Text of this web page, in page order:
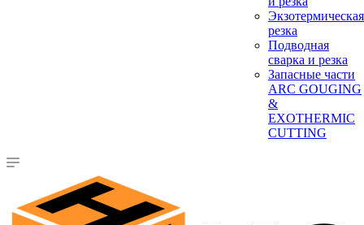
Экзотермическая
резка
Подводная
сварка и резка
Запасные части
ARC GOUGING
&
EXOTHERMIC
CUTTING